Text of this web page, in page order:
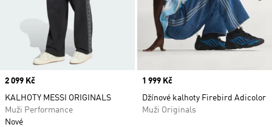
Price
2 099 Kč
KALHOTY MESSI ORIGINALS
Muži Performance
Nové
Price
1 999 Kč
Džínové kalhoty Firebird Adicolor
Muži Originals